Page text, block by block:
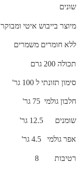
שונים
מיוצר בייבוש איטי ומבוקר
ללא חומרים משמרים
תכולה 200 גרם
סימון תזונתי ל 100 גר'
חלבון גולמי 75 גר'
שומנים 12.5 גר'
אפר גולמי 4.5 גר'
רטיבות 8